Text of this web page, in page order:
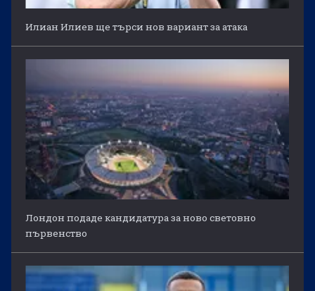
Илиан Илиев ще търси нов вариант за атака
Лондон подаде кандидатура за ново световно
първенство